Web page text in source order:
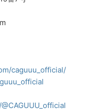
caguuu_official/